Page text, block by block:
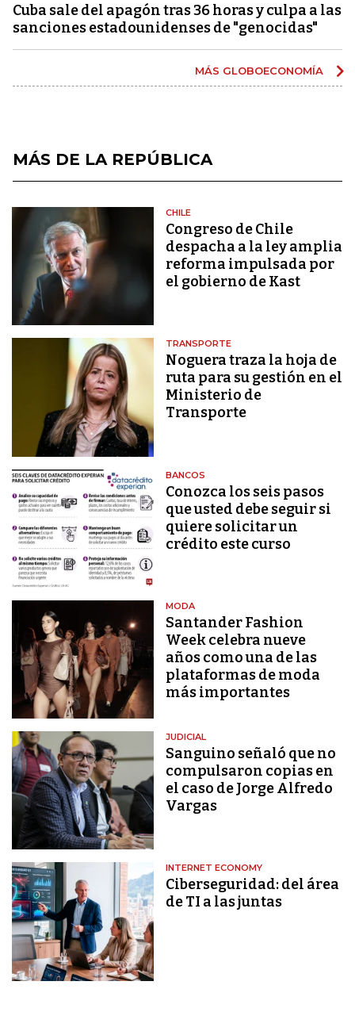
Cuba sale del apagón tras 36 horas y culpa a las
sanciones estadounidenses de "genocidas"
MÁS GLOBOECONOMÍA
MÁS DE LA REPÚBLICA
CHILE
Congreso de Chile
despacha a la ley amplia
reforma impulsada por
el gobierno de Kast
TRANSPORTE
Noguera traza la hoja de
ruta para su gestión en el
Ministerio de
Transporte
BANCOS
Conozca los seis pasos
que usted debe seguir si
quiere solicitar un
crédito este curso
MODA
Santander Fashion
Week celebra nueve
años como una de las
plataformas de moda
más importantes
JUDICIAL
Sanguino señaló que no
compulsaron copias en
el caso de Jorge Alfredo
Vargas
INTERNET ECONOMY
Ciberseguridad: del área
de TI a las juntas